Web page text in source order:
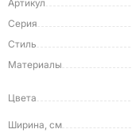
Артикул
Серия
Стиль
Материалы
Цвета
Ширина, см